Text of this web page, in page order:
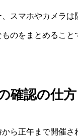
スマホやカメラ
のをまとめること
確認の仕方
ら正午まで開催